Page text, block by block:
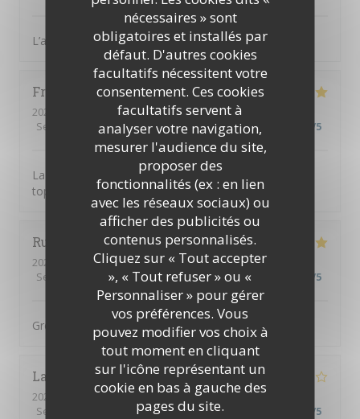
nécessaires » sont
obligatoires et installés par
défaut. D'autres cookies
facultatifs nécessitent votre
consentement. Ces cookies
facultatifs servent à
analyser votre navigation,
mesurer l'audience du site,
proposer des
fonctionnalités (ex : en lien
avec les réseaux sociaux) ou
afficher des publicités ou
contenus personnalisés.
Cliquez sur « Tout accepter
», « Tout refuser » ou «
Personnaliser » pour gérer
vos préférences. Vous
pouvez modifier vos choix à
tout moment en cliquant
sur l'icône représentant un
cookie en bas à gauche des
pages du site.
L’accueil est parfait, équipe au top, diner excellent
Frusta
2026-08-04
- 19:30 - Couverts 9
Service
Ambiance: 5/5 Cuisine: 5/5 Qualité / Prix /5
La tosca c’est une cuisine de qualité et une équipe au
top
Ruth
2026-08-04
- 19:00 - Couverts 3
Service
Ambiance:5/5 Cuisine: 5 /5 Qualité / Prix /5
Great food, great service, great setting
Lauryn
2026-08-04
- 13:00 - Couverts 2
Service
Ambiance: 4/5 Cuisine:4/5 /5